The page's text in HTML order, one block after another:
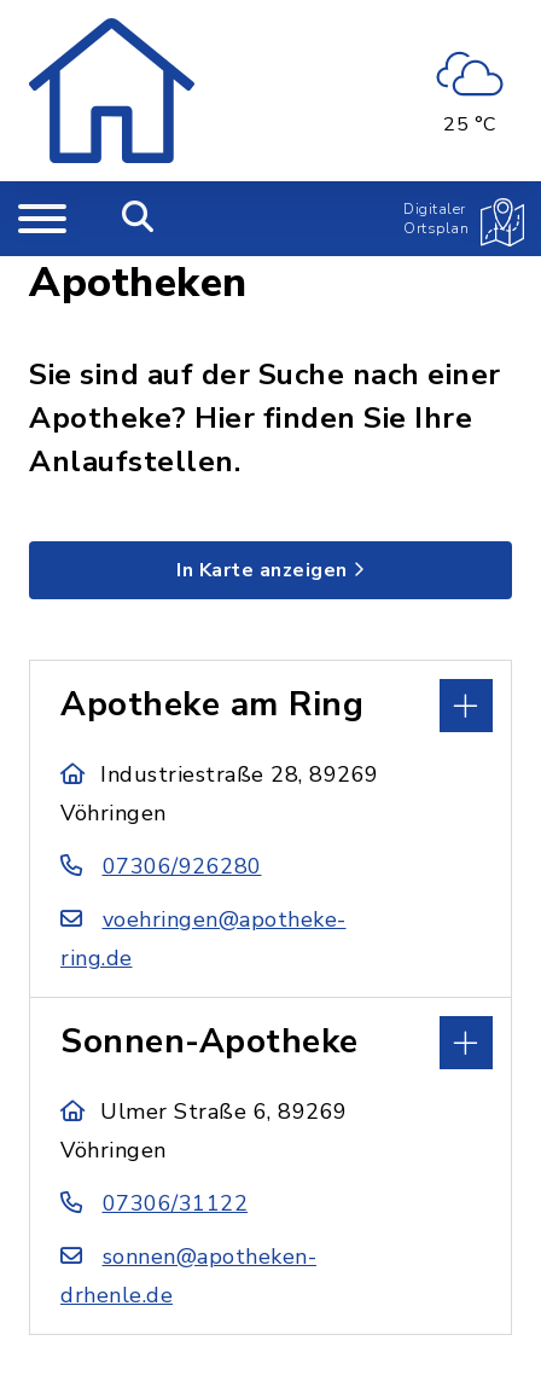
25 °C
Digitaler
Ortsplan
Apotheken
Sie sind auf der Suche nach einer
Apotheke? Hier finden Sie Ihre
Anlaufstellen.
In Karte anzeigen
Apotheke am Ring
Industriestraße 28, 89269
Vöhringen
07306/926280
voehringen@apotheke-
ring.de
Sonnen-Apotheke
Ulmer Straße 6, 89269
Vöhringen
07306/31122
sonnen@apotheken-
drhenle.de